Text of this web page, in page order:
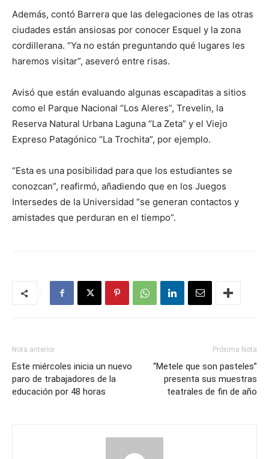
Además, contó Barrera que las delegaciones de las otras
ciudades están ansiosas por conocer Esquel y la zona
cordillerana. “Ya no están preguntando qué lugares les
haremos visitar”, aseveró entre risas.
Avisó que están evaluando algunas escapaditas a sitios
como el Parque Nacional “Los Aleres”, Trevelin, la
Reserva Natural Urbana Laguna “La Zeta” y el Viejo
Expreso Patagónico “La Trochita”, por ejemplo.
“Esta es una posibilidad para que los estudiantes se
conozcan”, reafirmó, añadiendo que en los Juegos
Intersedes de la Universidad “se generan contactos y
amistades que perduran en el tiempo”.
Nota anterior
Este miércoles inicia un nuevo
paro de trabajadores de la
educación por 48 horas
Próxima Nota
“Metele que son pasteles”
presenta sus muestras
teatrales de fin de año